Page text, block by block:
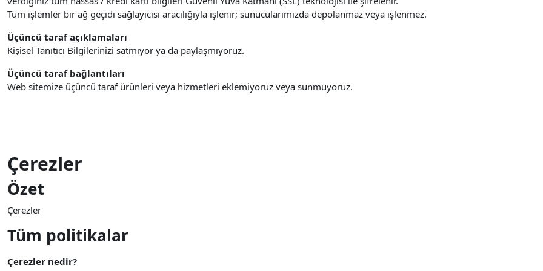
Tüm işlemler bir ağ geçidi sağlayıcısı aracılığıyla işlenir; sunucularımızda depolanmaz veya işlenmez.
Üçüncü taraf açıklamaları
Kişisel Tanıtıcı Bilgilerinizi satmıyor ya da paylaşmıyoruz.
Üçüncü taraf bağlantıları
Web sitemize üçüncü taraf ürünleri veya hizmetleri eklemiyoruz veya sunmuyoruz.
Çerezler
Özet
Çerezler
Tüm politikalar
Çerezler nedir?